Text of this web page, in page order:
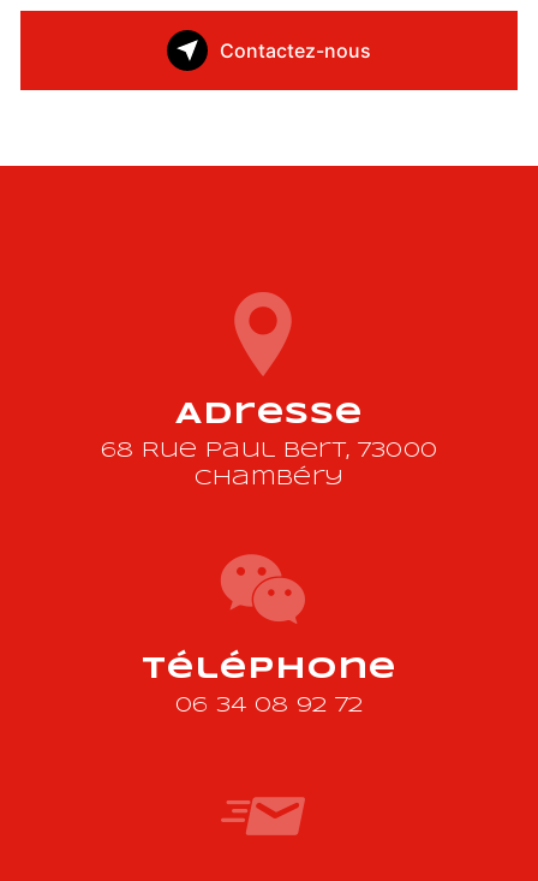
Contactez-nous
Adresse
68 Rue Paul Bert, 73000
Chambéry
Téléphone
06 34 08 92 72